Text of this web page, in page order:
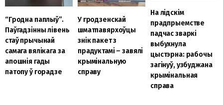
“Гродна паплыў”.
Паўгадзінны лівень
стаў прычынай
самага вялікага за
апошнія гады
патопу ў горадзе
У гродзенскай
шматпавярхоўцы
знік пакет з
прадуктамі – завялі
крымінальную
справу
На лідскім
прадпрыемстве
падчас зваркі
выбухнула
цыстэрна: рабочы
загінуў, узбуджана
крымінальная
справа